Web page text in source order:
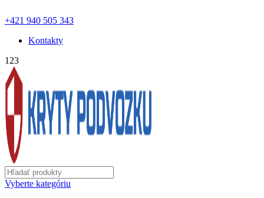
+421 940 505 343
Kontakty
123
Vyberte kategóriu